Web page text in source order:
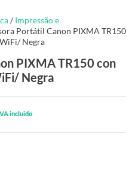
/ Impressão e
Portátil Canon PIXMA TR150
Negra
PIXMA TR150 con
Negra
incluido